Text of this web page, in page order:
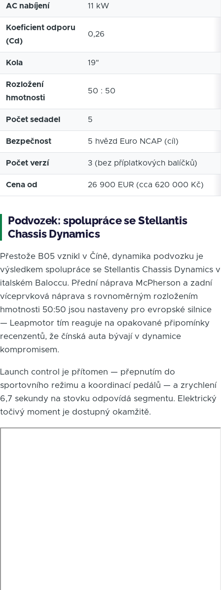
AC nabíjení 11 kW
Koeficient odporu
(Cd)
0,26
Kola 19"
Rozložení
hmotnosti
50 : 50
Počet sedadel 5
Bezpečnost 5 hvězd Euro NCAP (cíl)
Počet verzí 3 (bez příplatkových balíčků)
Cena od 26 900 EUR (cca 620 000 Kč)
Podvozek: spolupráce se Stellantis
Chassis Dynamics
Přestože B05 vznikl v Číně, dynamika podvozku je
výsledkem spolupráce se Stellantis Chassis Dynamics v
italském Baloccu. Přední náprava McPherson a zadní
víceprvková náprava s rovnoměrným rozložením
hmotnosti 50:50 jsou nastaveny pro evropské silnice
— Leapmotor tím reaguje na opakované připomínky
recenzentů, že čínská auta bývají v dynamice
kompromisem.
Launch control je přítomen — přepnutím do
sportovního režimu a koordinací pedálů — a zrychlení
6,7 sekundy na stovku odpovídá segmentu. Elektrický
točivý moment je dostupný okamžitě.